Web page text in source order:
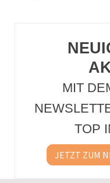
MIT
TOP
JETZT ZUM